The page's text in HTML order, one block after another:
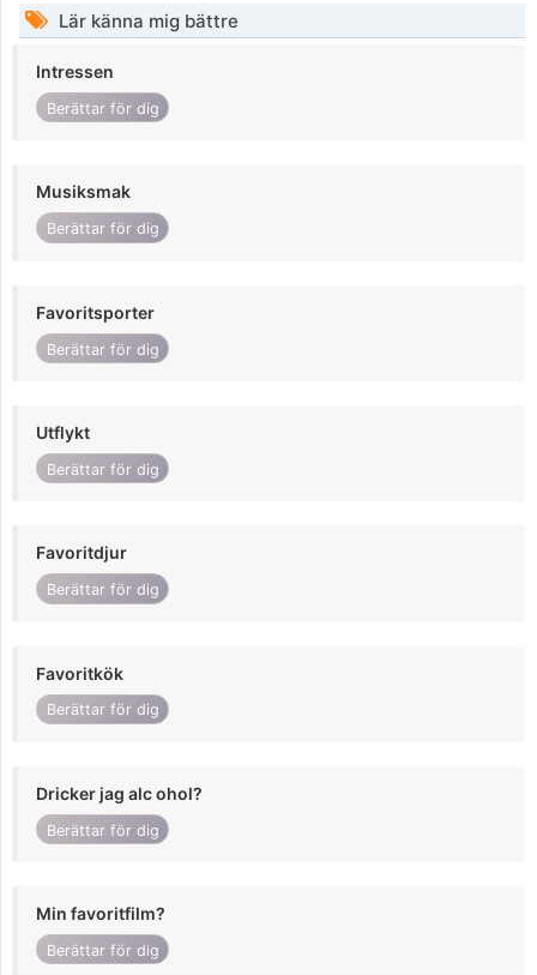
Lär känna mig bättre
Intressen
Berättar för dig
Musiksmak
Berättar för dig
Favoritsporter
Berättar för dig
Utflykt
Berättar för dig
Favoritdjur
Berättar för dig
Favoritkök
Berättar för dig
Dricker jag alc ohol?
Berättar för dig
Min favoritfilm?
Berättar för dig